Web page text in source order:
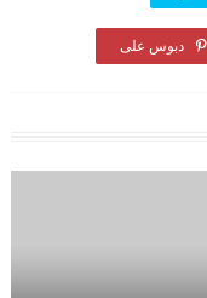
دبوس على